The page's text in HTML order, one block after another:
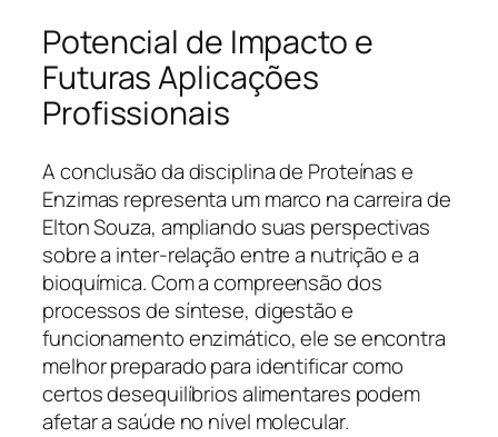
Potencial de Impacto e
Futuras Aplicações
Profissionais
A conclusão da disciplina de Proteínas e
Enzimas representa um marco na carreira de
Elton Souza, ampliando suas perspectivas
sobre a inter-relação entre a nutrição e a
bioquímica. Com a compreensão dos
processos de síntese, digestão e
funcionamento enzimático, ele se encontra
melhor preparado para identificar como
certos desequilíbrios alimentares podem
afetar a saúde no nível molecular.